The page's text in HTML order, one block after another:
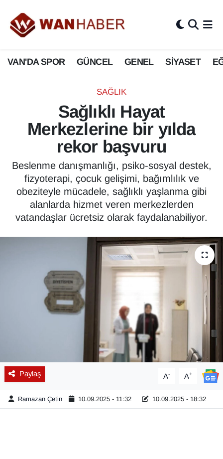
VAN'DA SPOR GÜNCEL GENEL SİYASET
SAĞLIK
Sağlıklı Hayat
Merkezlerine bir yılda
rekor başvuru
Beslenme danışmanlığı, psiko-sosyal destek,
fizyoterapi, çocuk gelişimi, bağımlılık ve
obeziteyle mücadele, sağlıklı yaşlanma gibi
alanlarda hizmet veren merkezlerden
vatandaşlar ücretsiz olarak faydalanabiliyor.
Paylaş A- A+
Ramazan Çetin 10.09.2025 - 11:32 10.09.2025 - 18:32
3.SAYFA
ASAYİŞ
BİLİM VE TEKNOLOJİ
Biyografi
Bölge Haberleri
ÇEVRE
Deprem
Dernekler, Odalar
EĞİTİM
EKONOMİ
Emlak
En çok konuşulanlar
Van Nöbetçi Eczaneler
Van Hava Durumu
Van Namaz Vakitleri
Van Trafik Yoğunluk Haritası
Süper Lig Puan Durumu ve Fikstür
Tüm Manşetler
Son Dakika Haberleri
Haber Arşivi